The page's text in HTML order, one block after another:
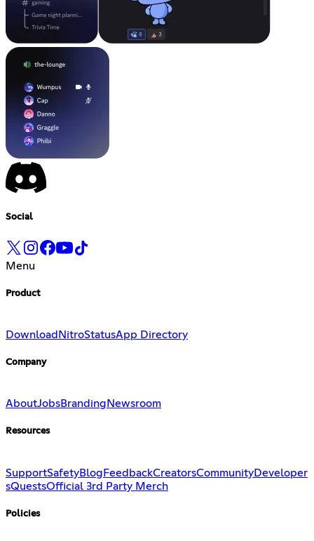
Social
Menu
Product
Download NitroStatusApp Directory
Company
AboutJobsBranding Newsroom
Resources
SupportSafetyBlogFeedbackCreatorsCommunityDeveloper
sQuestsOfficial 3rd Party Merch
Policies